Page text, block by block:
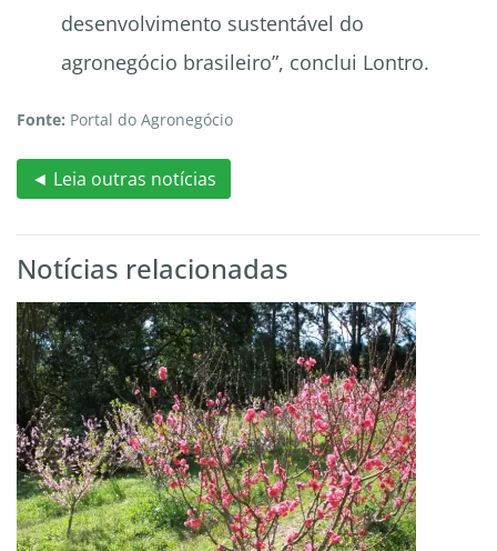
desenvolvimento sustentável do
agronegócio brasileiro”, conclui Lontro.
Fonte: Portal do Agronegócio
◄ Leia outras notícias
Notícias relacionadas